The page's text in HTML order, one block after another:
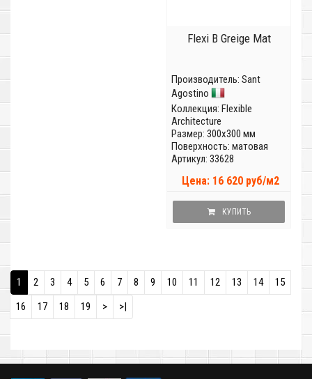
Flexi B Greige Mat
Производитель: Sant
Agostino
Коллекция: Flexible
Architecture
Размер: 300x300 мм
Поверхность: матовая
Артикул: 33628
Цена: 16 620 руб/м2
КУПИТЬ
1 2 3 4 5 6 7 8 9 10 11 12 13 14
15
16
17 18 19 > >|